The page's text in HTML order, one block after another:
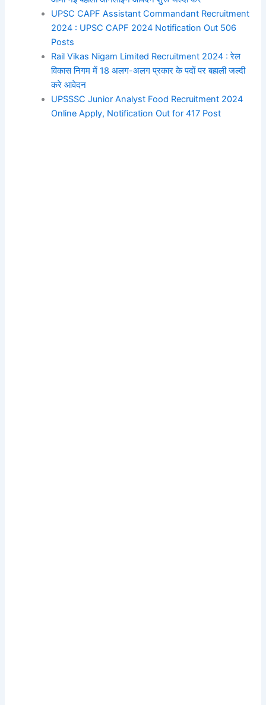
UPSC CAPF Assistant Commandant Recruitment
2024 : UPSC CAPF 2024 Notification Out 506
Posts
Rail Vikas Nigam Limited Recruitment 2024 : रेल
विकास निगम में 18 अलग-अलग प्रकार के पदों पर बहाली जल्दी
करे आवेदन
UPSSSC Junior Analyst Food Recruitment 2024
Online Apply, Notification Out for 417 Post